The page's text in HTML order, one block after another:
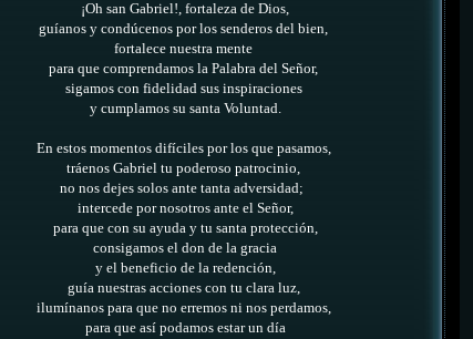
¡Oh san Gabriel!, fortaleza de Dios,
guíanos y condúcenos por los senderos del bien,
fortalece nuestra mente
para que comprendamos la Palabra del Señor,
sigamos con fidelidad sus inspiraciones
y cumplamos su santa Voluntad.
En estos momentos difíciles por los que pasamos,
tráenos Gabriel tu poderoso patrocinio,
no nos dejes solos ante tanta adversidad;
intercede por nosotros ante el Señor,
para que con su ayuda y tu santa protección,
consigamos el don de la gracia
y el beneficio de la redención,
guía nuestras acciones con tu clara luz,
ilumínanos para que no erremos ni nos perdamos,
para que así podamos estar un día